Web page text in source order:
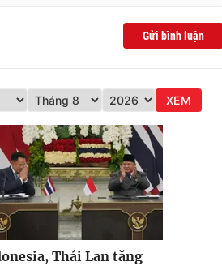
Gửi bình luận
XEM
Thái Lan tăng